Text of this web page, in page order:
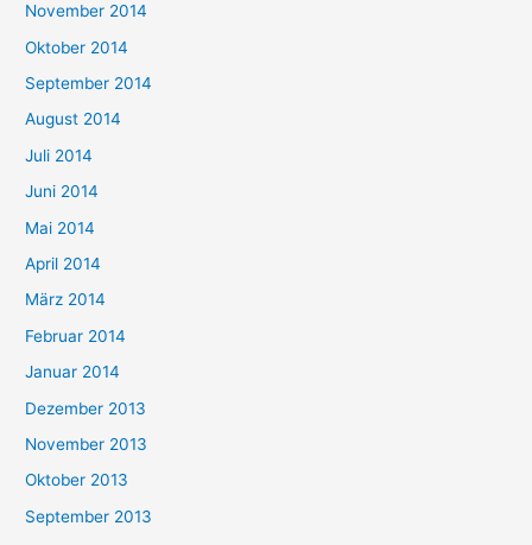
November 2014
Oktober 2014
September 2014
August 2014
Juli 2014
Juni 2014
Mai 2014
April 2014
März 2014
Februar 2014
Januar 2014
Dezember 2013
November 2013
Oktober 2013
September 2013